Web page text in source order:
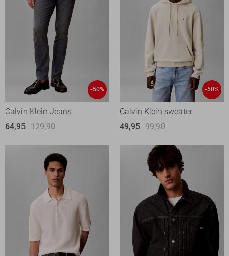
-50%
Calvin Klein Jeans
64,95 129,90
-50%
Calvin Klein sweater
49,95 99,90